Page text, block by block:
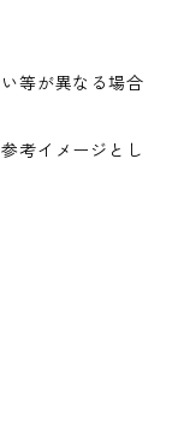
等が異なる場合
考イメージとし